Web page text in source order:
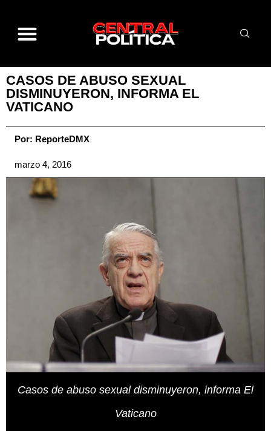
CASOS DE ABUSO SEXUAL
DISMINUYERON, INFORMA EL
VATICANO
Por: ReporteDMX
marzo 4, 2016
Casos de abuso sexual disminuyeron, informa El
Vaticano